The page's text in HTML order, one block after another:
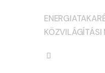
KÖZVILÁGÍTÁSI